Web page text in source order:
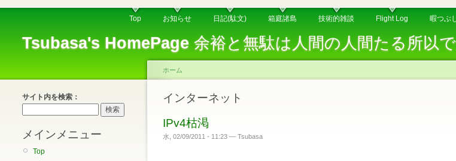
Tsubasa's HomePage余裕と無駄は人間の人間たる所以
Top お知らせ 日記(駄文) 箱庭諸島 技術的雑談 Flight Log 暇つぶ
サイト内を検索：
メインメニュー
Top
ホーム
インターネット
IPv4枯渇
水, 02/09/2011 - 11:23 — Tsubasa